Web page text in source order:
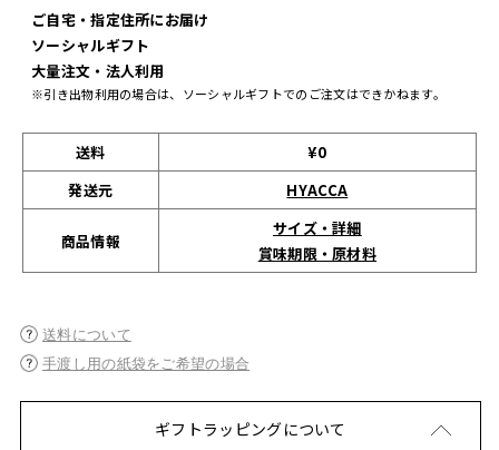
ご自宅・指定住所にお届け
ソーシャルギフト
大量注文・法人利用
※引き出物利用の場合は、ソーシャルギフトでのご注文はできかねます。
送料
¥0
発送元
HYACCA
商品情報
サイズ・詳細
賞味期限・原材料
送料について
手渡し用の紙袋をご希望の場合
ギフトラッピングについて